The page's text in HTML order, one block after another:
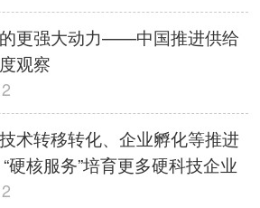
更强大动力——中国推进供给
观察
术转移转化、企业孵化等推进
硬核服务”培育更多硬科技企业